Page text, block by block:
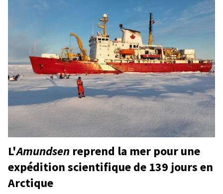
L'Amundsen reprend la mer pour une
expédition scientifique de 139 jours en
Arctique